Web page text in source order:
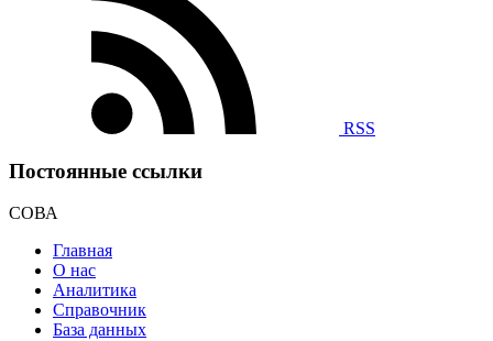
RSS
Постоянные ссылки
СОВА
Главная
О нас
Аналитика
Справочник
База данных